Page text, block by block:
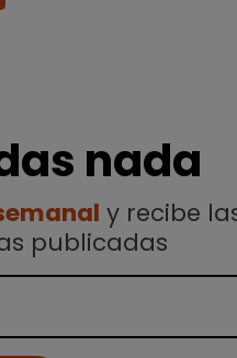
nada
y recibe
publicadas